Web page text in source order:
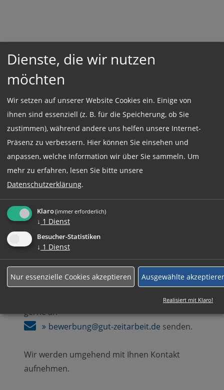
Großraum München
Beschäftigungsart:
Vollzeit
Jetzt online Bewerben
Rufen Sie uns einfach an:
+49 (0)89 590 68 65-0
Ihre komplette Bewerbung können Sie auch
gerne an
bewerbung@gut-zeitarbeit.de senden.
Wir werden umgehend mit Ihnen Kontakt
aufnehmen.
Dienste, die wir nutzen
möchten
Wir setzen auf unserer Website Cookies ein. Einige von
ihnen sind essenziell (z. B. für die Speicherung, ob Sie
zustimmen), während andere uns helfen unsere Internet-
Präsenz zu verbessern. Hier können Sie einsehen und
anpassen, welche Information wir über Sie sammeln. Um
mehr zu erfahren, lesen Sie bitte unsere
Datenschutzerklärung.
Klaro(immer erforderlich)
↓ 1 Dienst
Besucher-Statistiken
↓ 1 Dienst
Nur essenzielle Cookies akzeptieren Ausgewählte
Realisiert mit Klaro!